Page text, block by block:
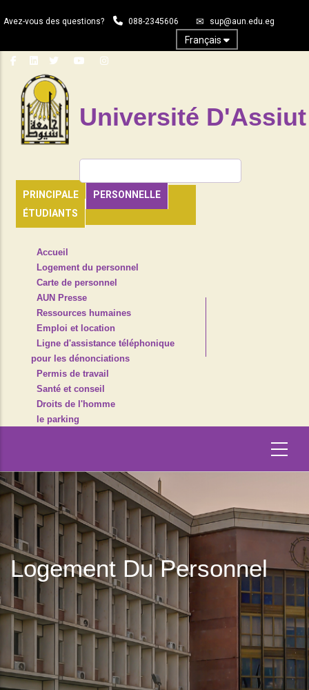
au
principal
Avez-vous des questions? 088-2345606 sup@aun.edu.eg
Français
Université D'Assiut
PRINCIPALE
PERSONNELLE
ÉTUDIANTS
HEADER
NAVIGATION
Accueil
Logement du personnel
Carte de personnel
AUN Presse
Ressources humaines
Emploi et location
Ligne d'assistance téléphonique
pour les dénonciations
Permis de travail
Santé et conseil
Droits de l'homme
le parking
Logement Du Personnel